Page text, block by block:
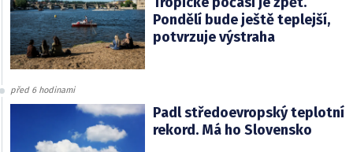
Pondělí bude ještě teplejší,
potvrzuje výstraha
před 6 hodinami
Padl středoevropský teplotní
rekord. Má ho Slovensko